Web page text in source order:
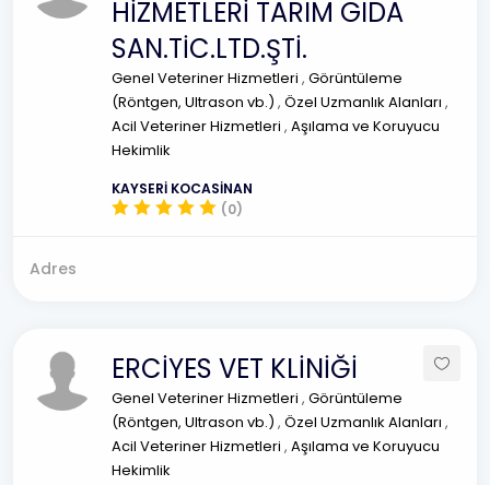
HİZMETLERİ TARIM GIDA
SAN.TİC.LTD.ŞTİ.
Genel Veteriner Hizmetleri , Görüntüleme
(Röntgen, Ultrason vb.) , Özel Uzmanlık Alanları ,
Acil Veteriner Hizmetleri , Aşılama ve Koruyucu
Hekimlik
KAYSERİ KOCASİNAN
(0)
Adres
ERCİYES VET KLİNİĞİ
Genel Veteriner Hizmetleri , Görüntüleme
(Röntgen, Ultrason vb.) , Özel Uzmanlık Alanları ,
Acil Veteriner Hizmetleri , Aşılama ve Koruyucu
Hekimlik